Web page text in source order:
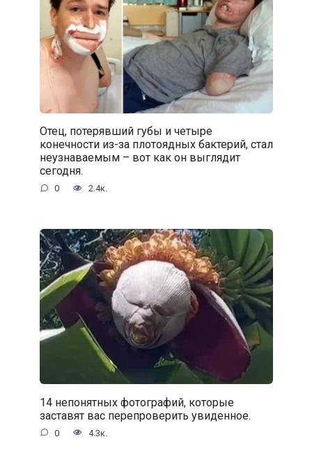
Отец, потерявший губы и четыре
конечности из-за плотоядных бактерий, стал
неузнаваемым – вот как он выглядит
сегодня.
0 2.4к.
14 непонятных фотографий, которые
заставят вас перепроверить увиденное.
0 4.3к.